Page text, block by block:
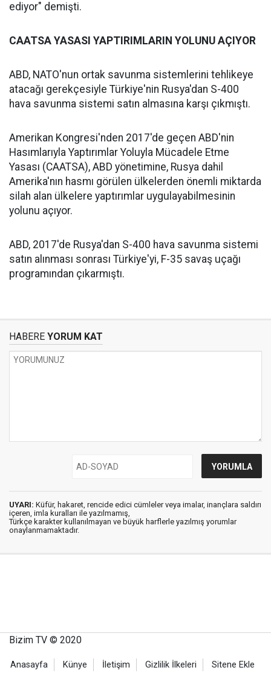
ediyor" demişti.
CAATSA YASASI YAPTIRIMLARIN YOLUNU AÇIYOR
ABD, NATO'nun ortak savunma sistemlerini tehlikeye
atacağı gerekçesiyle Türkiye'nin Rusya'dan S-400
hava savunma sistemi satın almasına karşı çıkmıştı.
Amerikan Kongresi'nden 2017'de geçen ABD'nin
Hasımlarıyla Yaptırımlar Yoluyla Mücadele Etme
Yasası (CAATSA), ABD yönetimine, Rusya dahil
Amerika'nın hasmı görülen ülkelerden önemli miktarda
silah alan ülkelere yaptırımlar uygulayabilmesinin
yolunu açıyor.
ABD, 2017'de Rusya'dan S-400 hava savunma sistemi
satın alınması sonrası Türkiye'yi, F-35 savaş uçağı
programından çıkarmıştı.
HABERE YORUM KAT
UYARI: Küfür, hakaret, rencide edici cümleler veya imalar, inançlara saldırı
içeren, imla kuralları ile yazılmamış,
Türkçe karakter kullanılmayan ve büyük harflerle yazılmış yorumlar
onaylanmamaktadır.
Bizim TV © 2020
Anasayfa Künye İletişim Gizlilik İlkeleri Sitene Ekle